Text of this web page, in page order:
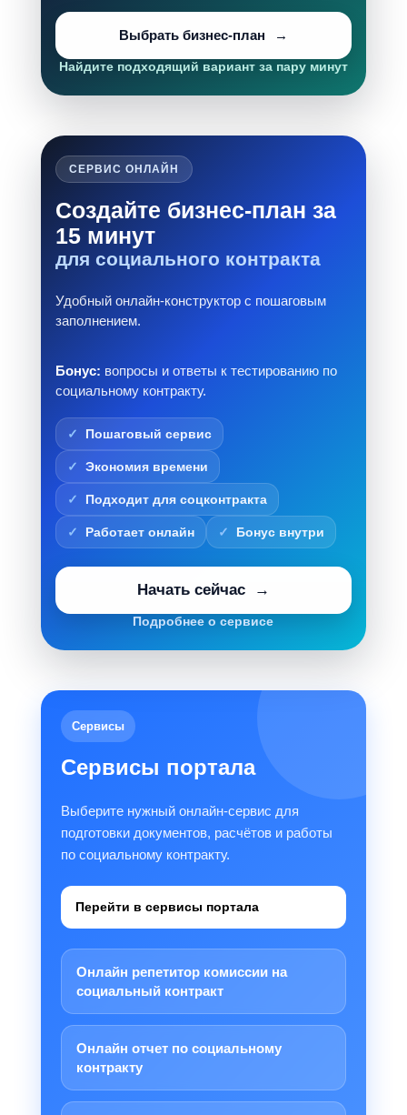
Выбрать бизнес-план
Найдите подходящий вариант за пару минут
СЕРВИС ОНЛАЙН
Создайте бизнес-план за
15 минут
для социального контракта
Удобный онлайн-конструктор с пошаговым
заполнением.
Бонус: вопросы и ответы к тестированию по
социальному контракту.
Пошаговый сервис
Экономия времени
Подходит для соцконтракта
Работает онлайн Бонус внутри
Начать сейчас
Подробнее о сервисе
Сервисы
Сервисы портала
Выберите нужный онлайн-сервис для
подготовки документов, расчётов и работы
по социальному контракту.
Перейти в сервисы портала
Онлайн репетитор комиссии на
социальный контракт
Онлайн отчет по социальному
контракту